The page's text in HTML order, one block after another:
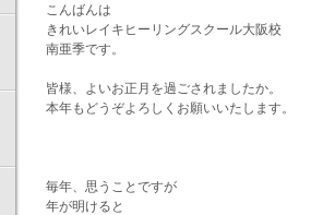
こんばんは
きれいレイキヒーリングスクール大阪校
南亜季です。
皆様、よいお正月を過ごされましたか。
本年もどうぞよろしくお願いいたします。
毎年、思うことですが
年が明けると